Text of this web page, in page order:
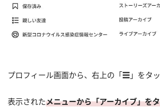
プロフィール画面から、右上の「☰」をタッ
表示されたメニューから「アーカイブ」を